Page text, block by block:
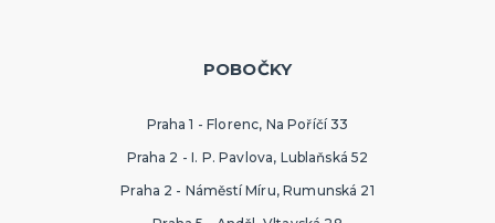
POBOČKY
Praha 1 - Florenc, Na Poříčí 33
Praha 2 - I. P. Pavlova, Lublaňská 52
Praha 2 - Náměstí Míru, Rumunská 21